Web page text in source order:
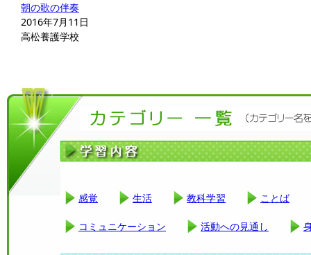
朝の歌の伴奏
2016年7月11日
高松養護学校
感覚 生活 教科学習 ことば
コミュニケーション 活動への見通し